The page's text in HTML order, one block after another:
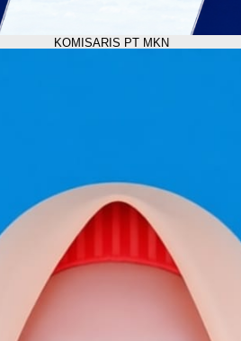
KOMISARIS PT MKN